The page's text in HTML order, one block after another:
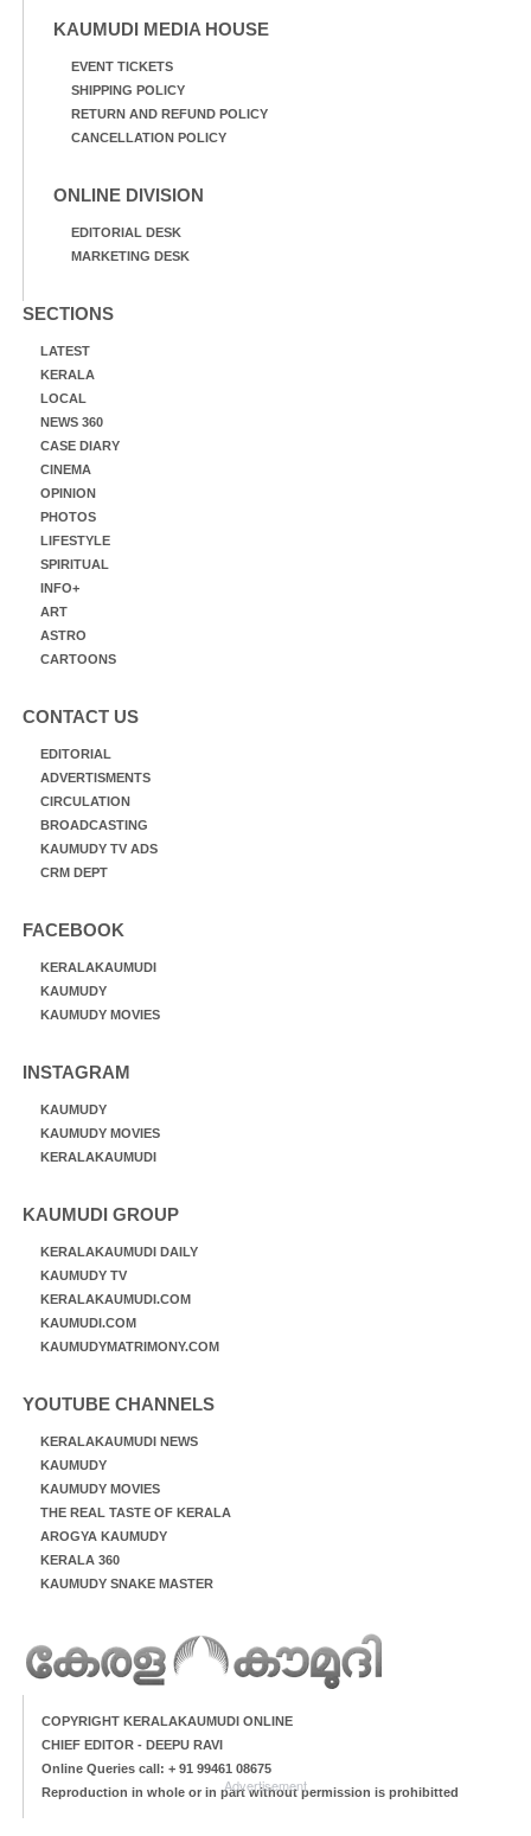
KAUMUDI MEDIA HOUSE
EVENT TICKETS
SHIPPING POLICY
RETURN AND REFUND POLICY
CANCELLATION POLICY
ONLINE DIVISION
EDITORIAL DESK
MARKETING DESK
SECTIONS
LATEST
KERALA
LOCAL
NEWS 360
CASE DIARY
CINEMA
OPINION
PHOTOS
LIFESTYLE
SPIRITUAL
INFO+
ART
ASTRO
CARTOONS
CONTACT US
EDITORIAL
ADVERTISMENTS
CIRCULATION
BROADCASTING
KAUMUDY TV ADS
CRM DEPT
FACEBOOK
KERALAKAUMUDI
KAUMUDY
KAUMUDY MOVIES
INSTAGRAM
KAUMUDY
KAUMUDY MOVIES
KERALAKAUMUDI
KAUMUDI GROUP
KERALAKAUMUDI DAILY
KAUMUDY TV
KERALAKAUMUDI.COM
KAUMUDI.COM
KAUMUDYMATRIMONY.COM
YOUTUBE CHANNELS
KERALAKAUMUDI NEWS
KAUMUDY
KAUMUDY MOVIES
THE REAL TASTE OF KERALA
AROGYA KAUMUDY
KERALA 360
KAUMUDY SNAKE MASTER
COPYRIGHT KERALAKAUMUDI ONLINE
CHIEF EDITOR - DEEPU RAVI
Online Queries call: + 91 99461 08675
Reproduction in whole or in part without permission is prohibitted
Advertisement